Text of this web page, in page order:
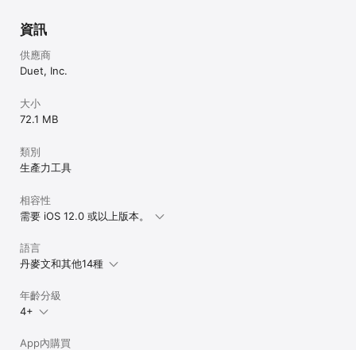
privacy-policy
資訊
供應商
Duet, Inc.
大小
72.1 MB
類別
生產力工具
相容性
需要 iOS 12.0 或以上版本。
語言
丹麥文和其他14種
年齡分級
4+
App內購買